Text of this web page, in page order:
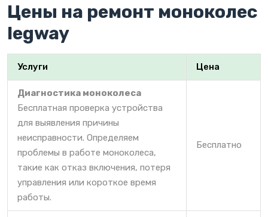
Цены на ремонт моноколес
legway
Услуги Цена
Диагностика моноколеса
Бесплатная проверка устройства
для выявления причины
неисправности. Определяем
проблемы в работе моноколеса,
такие как отказ включения, потеря
управления или короткое время
работы.
Бесплатно